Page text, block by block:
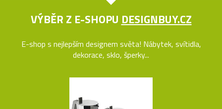
VÝBĚR Z E-SHOPU DESIGNBUY.CZ
E-shop s nejlepším designem světa! Nábytek, svítidla,
dekorace, sklo, šperky...